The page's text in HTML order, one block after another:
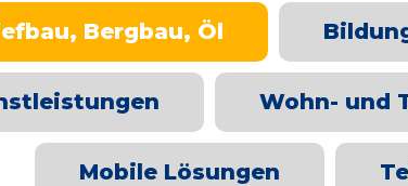
Bergbau, Öl
Wohn- und
Mobile Lösungen